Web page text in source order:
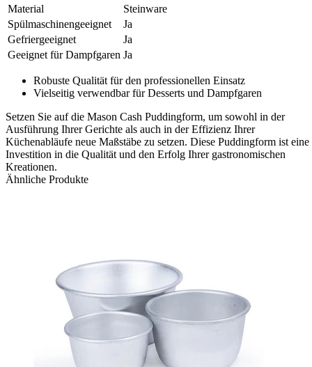
Material
Steinware
Spülmaschinengeeignet
Ja
Gefriergeeignet
Ja
Geeignet für Dampfgaren Ja
Robuste Qualität für den professionellen Einsatz
Vielseitig verwendbar für Desserts und Dampfgaren
Setzen Sie auf die Mason Cash Puddingform, um sowohl in der
Ausführung Ihrer Gerichte als auch in der Effizienz Ihrer
Küchenabläufe neue Maßstäbe zu setzen. Diese Puddingform ist eine
Investition in die Qualität und den Erfolg Ihrer gastronomischen
Kreationen.
Ähnliche Produkte